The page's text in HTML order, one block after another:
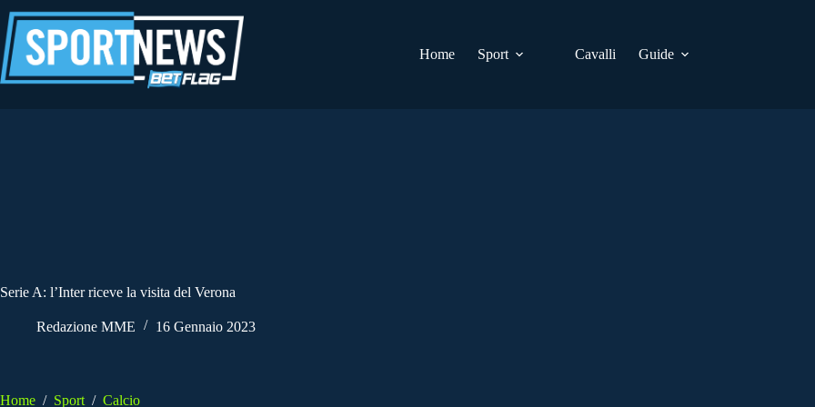
al
contenuto
Home
Sport Cavalli Guide
Serie A: l’Inter riceve la visita del Verona
Redazione MME 16 Gennaio 2023
Home / Sport / Calcio